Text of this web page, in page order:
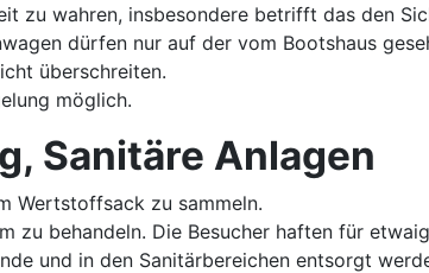
zu wahren, insbesondere betrifft das den
dürfen nur auf der vom Bootshaus
überschreiten.
möglich.
Sanitäre Anlagen
Wertstoffsack zu sammeln.
zu behandeln. Die Besucher haften für
und in den Sanitärbereichen entsorgt